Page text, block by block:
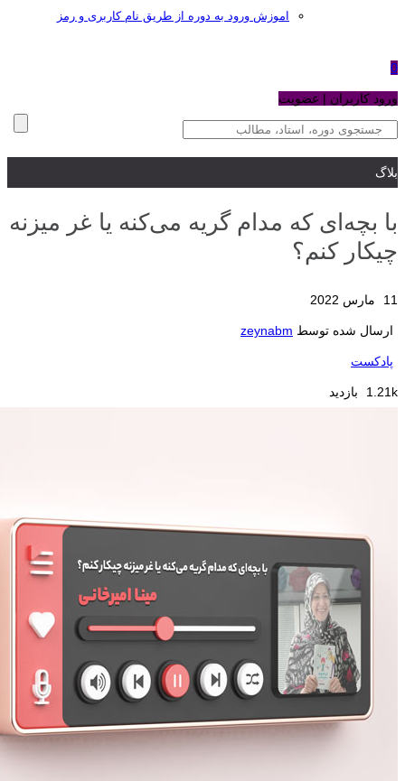
اموزش ورود به دوره از طریق نام کاربری و رمز
0
ورود کاربران | عضویت
بلاگ
با بچه‌ای که مدام گریه می‌کنه یا غر میزنه
چیکار کنم؟
11 مارس 2022
ارسال شده توسط zeynabm
پادکست
1.21k بازدید